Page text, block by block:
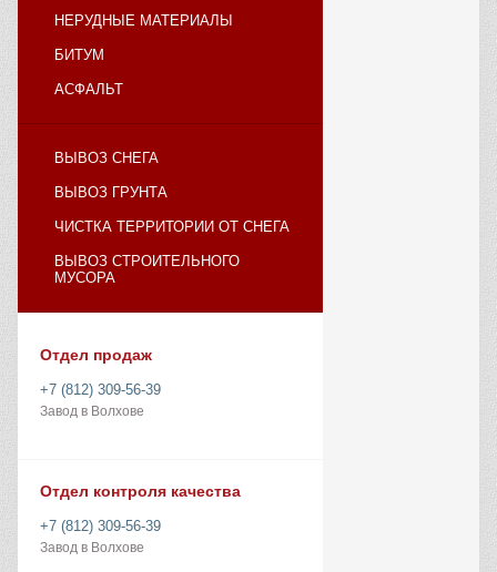
НЕРУДНЫЕ МАТЕРИАЛЫ
БИТУМ
АСФАЛЬТ
ВЫВОЗ СНЕГА
ВЫВОЗ ГРУНТА
ЧИСТКА ТЕРРИТОРИИ ОТ СНЕГА
ВЫВОЗ СТРОИТЕЛЬНОГО
МУСОРА
Отдел продаж
+7 (812) 309-56-39
Завод в Волхове
Отдел контроля качества
+7 (812) 309-56-39
Завод в Волхове